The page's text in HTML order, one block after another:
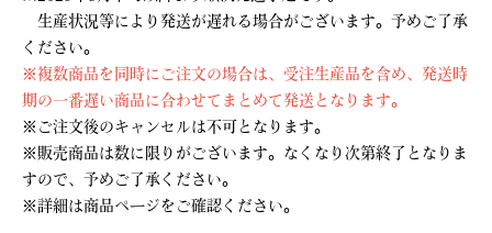
生産状況等により発送が遅れる場合がございます。予めご了承
ください。
※複数商品を同時にご注文の場合は、受注生産品を含め、発送時
期の一番遅い商品に合わせてまとめて発送となります。
※ご注文後のキャンセルは不可となります。
※販売商品は数に限りがございます。なくなり次第終了となりま
すので、予めご了承ください。
※詳細は商品ページをご確認ください。